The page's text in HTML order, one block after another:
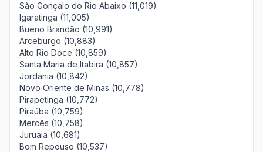
São Gonçalo do Rio Abaixo (11,019)
Igaratinga (11,005)
Bueno Brandão (10,991)
Arceburgo (10,883)
Alto Rio Doce (10,859)
Santa Maria de Itabira (10,857)
Jordânia (10,842)
Novo Oriente de Minas (10,778)
Pirapetinga (10,772)
Piraúba (10,759)
Mercês (10,758)
Juruaia (10,681)
Bom Repouso (10,537)